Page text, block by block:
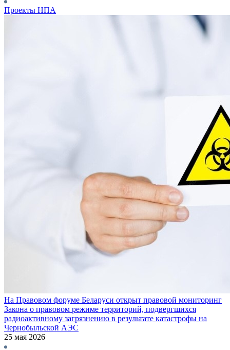
Проекты НПА
На Правовом форуме Беларуси открыт правовой мониторинг
Закона о правовом режиме территорий, подвергшихся
радиоактивному загрязнению в результате катастрофы на
Чернобыльской АЭС
25 мая 2026